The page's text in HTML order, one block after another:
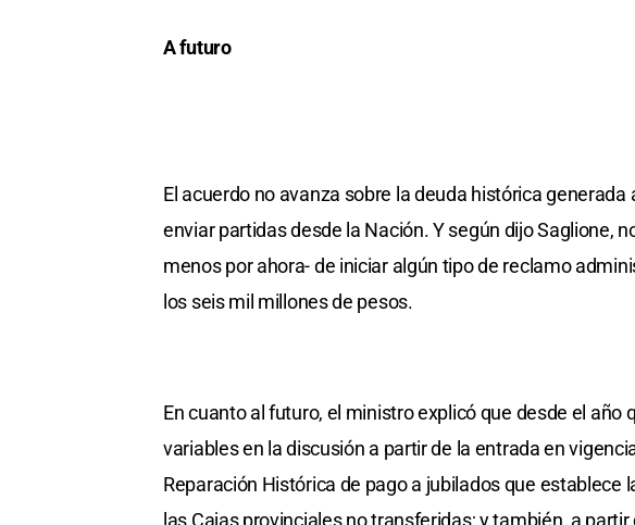
A futuro
El acuerdo no avanza sobre la deuda histórica
enviar partidas desde la Nación. Y según dijo Saglione,
menos por ahora- de iniciar algún tipo de reclamo
los seis mil millones de pesos.
En cuanto al futuro, el ministro explicó que desde el año
variables en la discusión a partir de la entrada en
Reparación Histórica de pago a jubilados que establece